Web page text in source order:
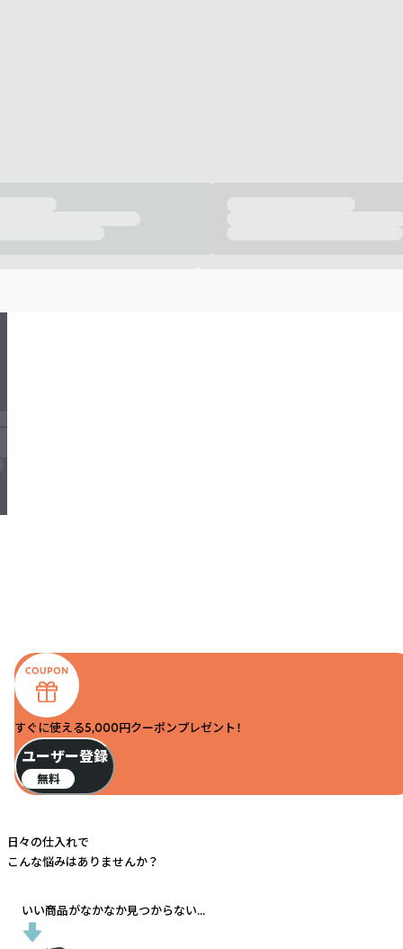
すぐに使える5,000円クーポンプレゼント！
ユーザー登録
無料
日々の仕入れで
こんな悩みはありませんか？
いい商品がなかなか見つからない...